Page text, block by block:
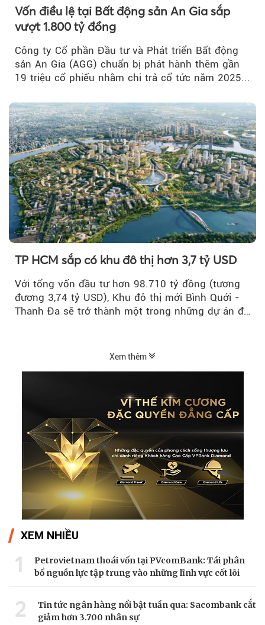
Vốn điều lệ tại Bất động sản An Gia sắp
vượt 1.800 tỷ đồng
Công ty Cổ phần Đầu tư và Phát triển Bất động
sản An Gia (AGG) chuẩn bị phát hành thêm gần
19 triệu cổ phiếu nhằm chi trả cổ tức năm 2025...
TP HCM sắp có khu đô thị hơn 3,7 tỷ USD
Với tổng vốn đầu tư hơn 98.710 tỷ đồng (tương
đương 3,74 tỷ USD), Khu đô thị mới Bình Quới -
Thanh Đa sẽ trở thành một trong những dự án đô
Xem thêm
XEM NHIỀU
1
Petrovietnam thoái vốn tại PVcomBank: Tái phân
bổ nguồn lực tập trung vào những lĩnh vực cốt lõi
2
Tin tức ngân hàng nổi bật tuần qua: Sacombank cắt
giảm hơn 3.700 nhân sự